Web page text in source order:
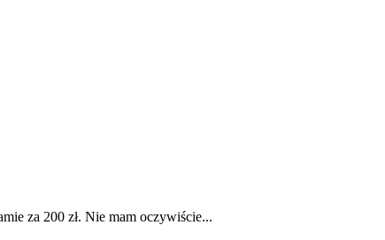
za 200 zł. Nie mam oczywiście...